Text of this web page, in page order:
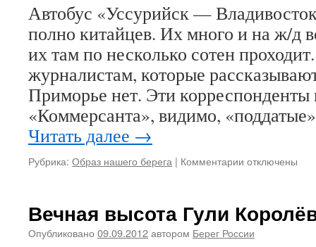
Автобус «Уссурийск —
полно китайцев. Их много и на ж/д
их там по несколько сотен
журналистам, которые
Приморье нет. Эти корреспонденты
«Коммерсанта», видимо,
Читать далее →
Рубрика: Образ нашего берега | Комментарии к
Уссурийский.
Дорога…
отключены
Вечная высота Гули
Опубликовано 09.09.2012автором Берег России